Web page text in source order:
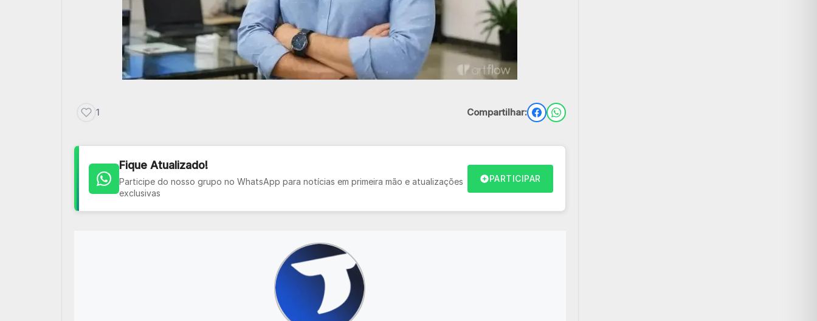
1 Compartilhar:
Fique Atualizado!
Participe do nosso grupo no WhatsApp para notícias em primeira mão e atualizações
exclusivas
PARTICIPAR